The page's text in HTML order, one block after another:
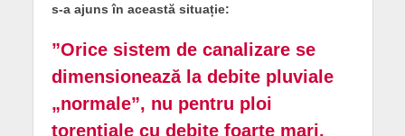
s-a ajuns în această situație:
”Orice sistem de canalizare se
dimensionează la debite pluviale
„normale”, nu pentru ploi
torențiale cu debite foarte mari.